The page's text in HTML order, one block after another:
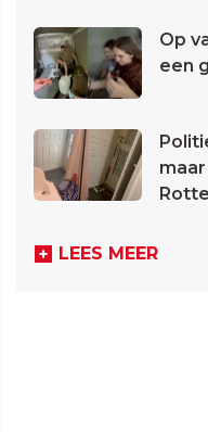
Op
een
LEES MEER